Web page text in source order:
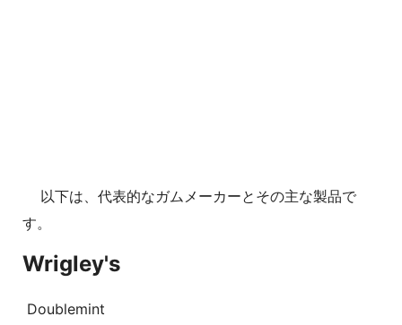
以下は、代表的なガムメーカーとその主な製品で
す。
Wrigley's
Doublemint